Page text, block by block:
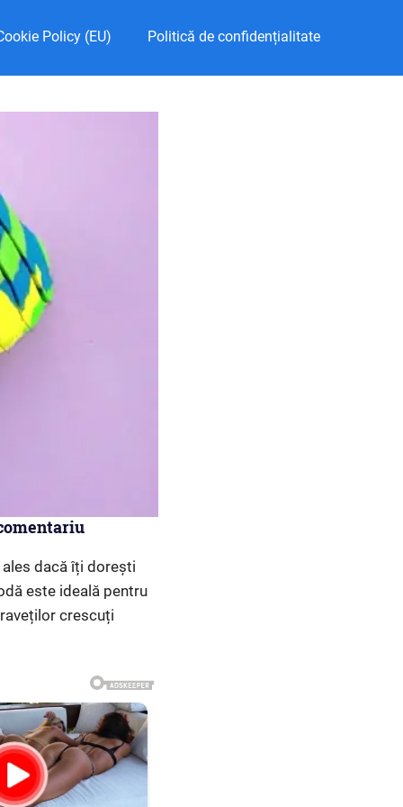
Policy (EU) Politică de confidențialitate
dacă îți dorești
este ideală pentru
crescuți